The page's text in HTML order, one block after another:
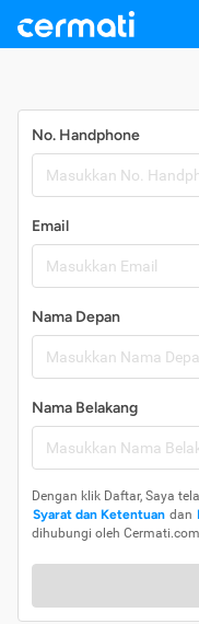
No. Handphone
Email
Nama Depan
Nama Belakang
Dengan klik Daftar, Saya
Syarat dan Ketentuan dan
dihubungi oleh